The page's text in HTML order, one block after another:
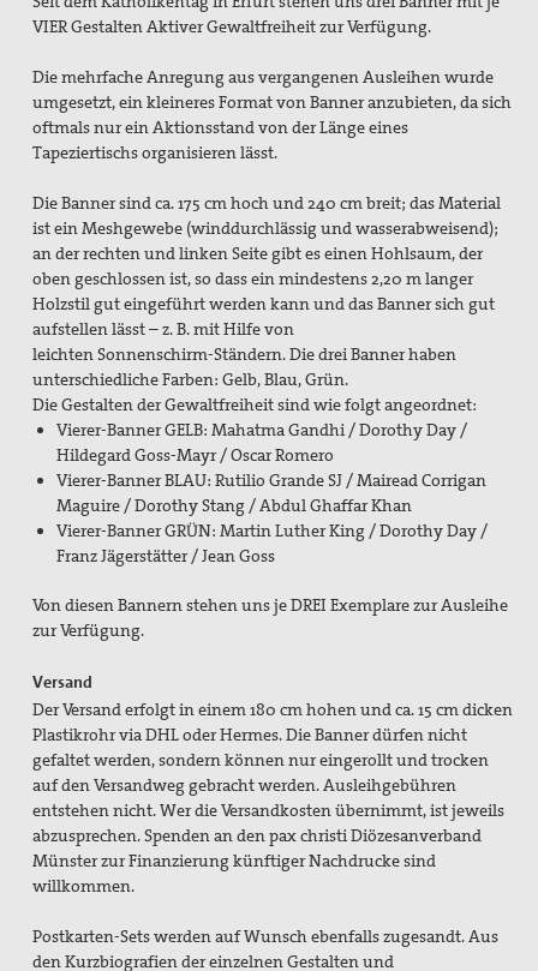
VIER Gestalten Aktiver Gewaltfreiheit zur Verfügung.
Die mehrfache Anregung aus vergangenen Ausleihen wurde
umgesetzt, ein kleineres Format von Banner anzubieten, da sich
oftmals nur ein Aktionsstand von der Länge eines
Tapeziertischs organisieren lässt.
Die Banner sind ca. 175 cm hoch und 240 cm breit; das Material
ist ein Meshgewebe (winddurchlässig und wasserabweisend);
an der rechten und linken Seite gibt es einen Hohlsaum, der
oben geschlossen ist, so dass ein mindestens 2,20 m langer
Holzstil gut eingeführt werden kann und das Banner sich gut
aufstellen lässt – z. B. mit Hilfe von
leichten Sonnenschirm-Ständern. Die drei Banner haben
unterschiedliche Farben: Gelb, Blau, Grün.
Die Gestalten der Gewaltfreiheit sind wie folgt angeordnet:
Vierer-Banner GELB: Mahatma Gandhi / Dorothy Day /
Hildegard Goss-Mayr / Oscar Romero
Vierer-Banner BLAU: Rutilio Grande SJ / Mairead Corrigan
Maguire / Dorothy Stang / Abdul Ghaffar Khan
Vierer-Banner GRÜN: Martin Luther King / Dorothy Day /
Franz Jägerstätter / Jean Goss
Von diesen Bannern stehen uns je DREI Exemplare zur Ausleihe
zur Verfügung.
Versand
Der Versand erfolgt in einem 180 cm hohen und ca. 15 cm dicken
Plastikrohr via DHL oder Hermes. Die Banner dürfen nicht
gefaltet werden, sondern können nur eingerollt und trocken
auf den Versandweg gebracht werden. Ausleihgebühren
entstehen nicht. Wer die Versandkosten übernimmt, ist jeweils
abzusprechen. Spenden an den pax christi Diözesanverband
Münster zur Finanzierung künftiger Nachdrucke sind
willkommen.
Postkarten-Sets werden auf Wunsch ebenfalls zugesandt. Aus
den Kurzbiografien der einzelnen Gestalten und